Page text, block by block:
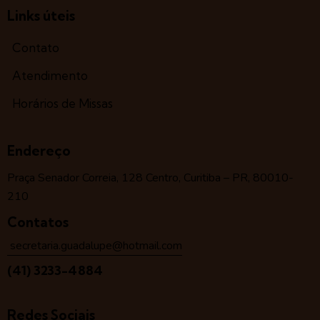
Links úteis
Contato
Atendimento
Horários de Missas
Endereço
Praça Senador Correia, 128 Centro, Curitiba – PR, 80010-
210
Contatos
secretaria.guadalupe@hotmail.com
(41) 3233-4884
Redes Sociais